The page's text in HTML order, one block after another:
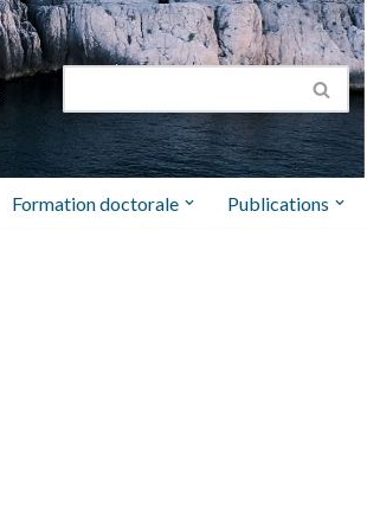
Formation doctorale Publications